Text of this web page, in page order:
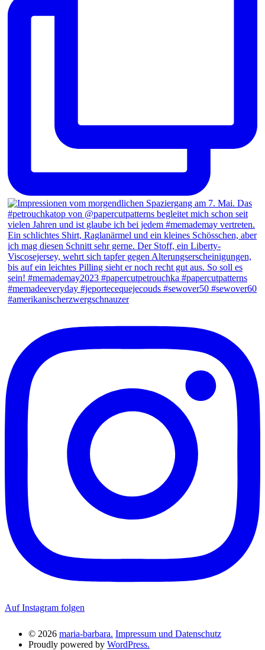
Auf Instagram folgen
© 2026 maria-barbara. Impressum und Datenschutz
Proudly powered by WordPress.